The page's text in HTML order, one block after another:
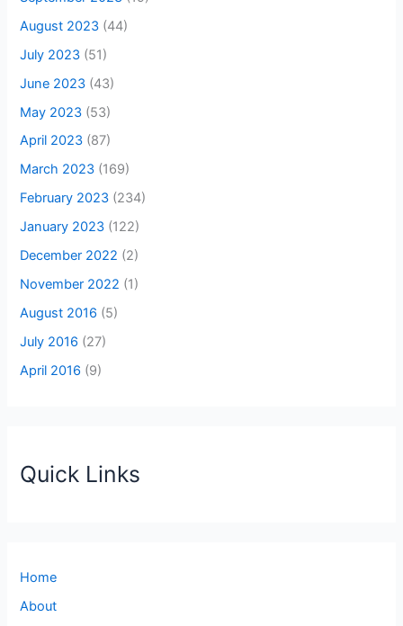
August 2023 (44)
July 2023 (51)
June 2023 (43)
May 2023 (53)
April 2023 (87)
March 2023 (169)
February 2023 (234)
January 2023 (122)
December 2022 (2)
November 2022 (1)
August 2016 (5)
July 2016 (27)
April 2016 (9)
Quick Links
Home
About